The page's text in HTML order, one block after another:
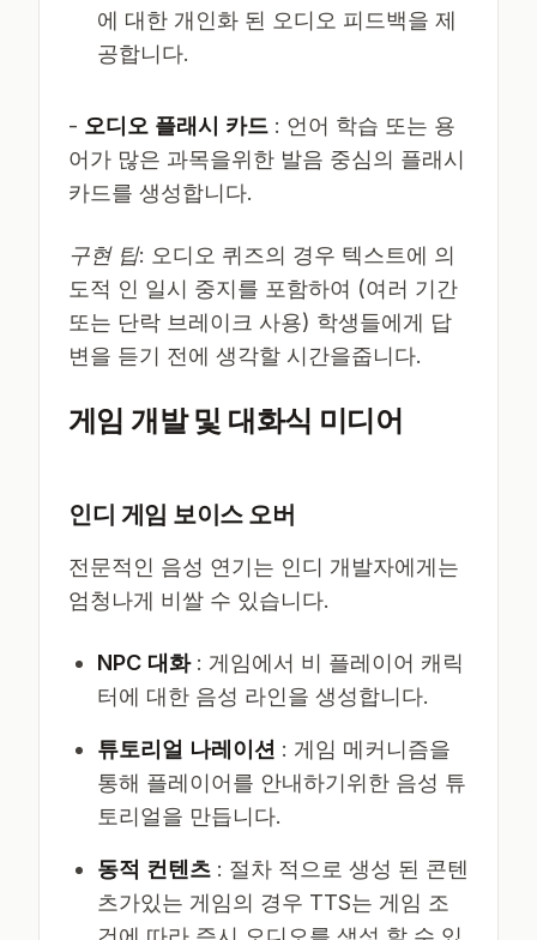
에 대한 개인화 된 오디오 피드백을 제
공합니다.
- 오디오 플래시 카드 : 언어 학습 또는 용
어가 많은 과목을위한 발음 중심의 플래시
카드를 생성합니다.
구현 팁: 오디오 퀴즈의 경우 텍스트에 의
도적 인 일시 중지를 포함하여 (여러 기간
또는 단락 브레이크 사용) 학생들에게 답
변을 듣기 전에 생각할 시간을줍니다.
게임 개발 및 대화식 미디어
인디 게임 보이스 오버
전문적인 음성 연기는 인디 개발자에게는
엄청나게 비쌀 수 있습니다.
NPC 대화 : 게임에서 비 플레이어 캐릭
터에 대한 음성 라인을 생성합니다.
튜토리얼 나레이션 : 게임 메커니즘을
통해 플레이어를 안내하기위한 음성 튜
토리얼을 만듭니다.
동적 컨텐츠 : 절차 적으로 생성 된 콘텐
츠가있는 게임의 경우 TTS는 게임 조